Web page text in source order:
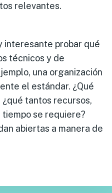
relevantes.
interesante probar qué
técnicos y de
una organización
el estándar. ¿Qué
tantos recursos,
tiempo se requiere?
abiertas a manera de